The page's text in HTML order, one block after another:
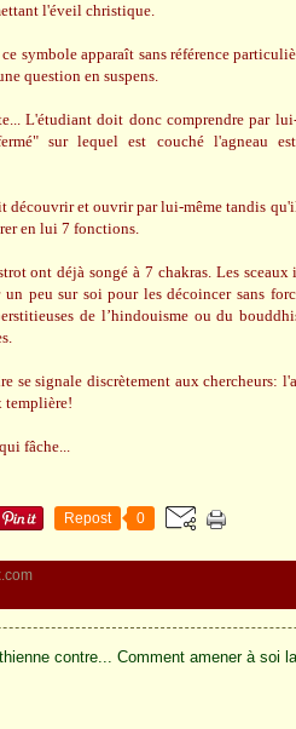
l'éveil christique.
symbole apparaît sans référence
question en suspens.
L'étudiant doit donc comprendre par
sur lequel est couché l'agneau
découvrir et ouvrir par lui-même tandis
en lui 7 fonctions.
ont déjà songé à 7 chakras. Les
peu sur soi pour les décoincer sans
de l’hindouisme ou du
se signale discrètement aux chercheurs:
templière!
fâche...
Repost 0
contre... Comment amener à soi